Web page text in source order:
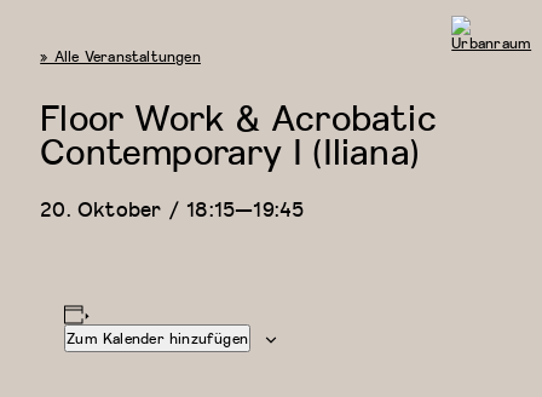
« Alle Veranstaltungen
Floor Work & Acrobatic
Contemporary I (Iliana)
20. Oktober / 18:15—19:45
Zum Kalender hinzufügen